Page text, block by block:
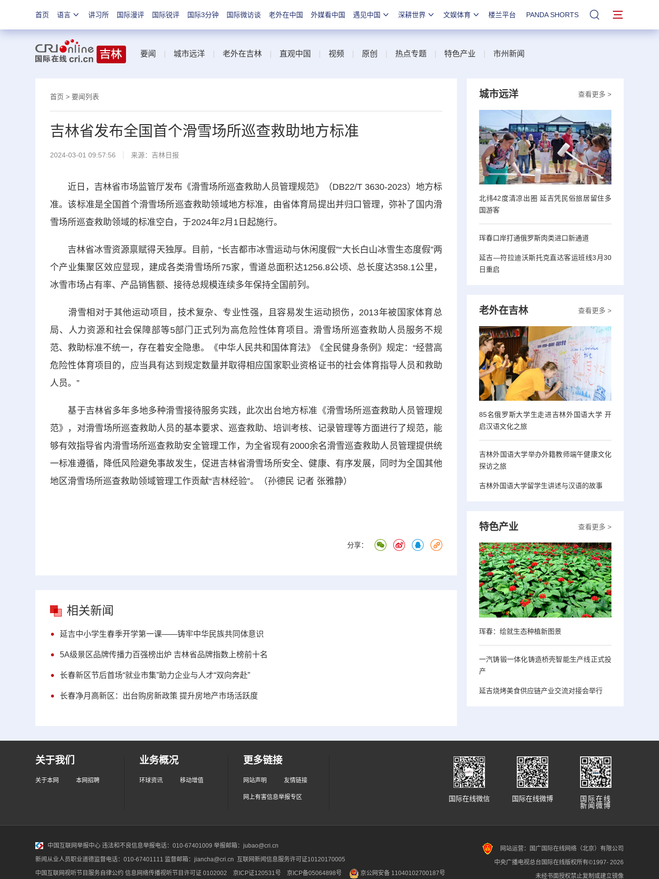
首页 语言 讲习所 国际漫评 国际锐评 国际3分钟 国际微访谈 老外在中国 外媒看中国 遇见中国 深耕世界 文娱体育 楼兰平台 PANDA SHORTS 站内搜索
要闻 城市远洋 老外在吉林 直观中国 视频 原创 热点专题 特色产业 市州新闻
首页 > 要闻列表
吉林省发布全国首个滑雪场所巡查救助地方标准
2024-03-01 09:57:56 来源： 吉林日报
近日，吉林省市场监管厅发布《滑雪场所巡查救助人员管理规范》（DB22/T 3630-2023）地方标
准。该标准是全国首个滑雪场所巡查救助领域地方标准，由省体育局提出并归口管理，弥补了国内滑
雪场所巡查救助领域的标准空白，于2024年2月1日起施行。
吉林省冰雪资源禀赋得天独厚。目前，“长吉都市冰雪运动与休闲度假”“大长白山冰雪生态度假”两
个产业集聚区效应显现，建成各类滑雪场所75家，雪道总面积达1256.8公顷、总长度达358.1公里，
冰雪市场占有率、产品销售额、接待总规模连续多年保持全国前列。
滑雪相对于其他运动项目，技术复杂、专业性强，且容易发生运动损伤，2013年被国家体育总
局、人力资源和社会保障部等5部门正式列为高危险性体育项目。滑雪场所巡查救助人员服务不规
范、救助标准不统一，存在着安全隐患。《中华人民共和国体育法》《全民健身条例》规定：“经营高
危险性体育项目的，应当具有达到规定数量并取得相应国家职业资格证书的社会体育指导人员和救助
人员。”
基于吉林省多年多地多种滑雪接待服务实践，此次出台地方标准《滑雪场所巡查救助人员管理规
范》，对滑雪场所巡查救助人员的基本要求、巡查救助、培训考核、记录管理等方面进行了规范，能
够有效指导省内滑雪场所巡查救助安全管理工作，为全省现有2000余名滑雪巡查救助人员管理提供统
一标准遵循，降低风险避免事故发生，促进吉林省滑雪场所安全、健康、有序发展，同时为全国其他
地区滑雪场所巡查救助领域管理工作贡献“吉林经验”。（孙德民 记者 张雅静）
分享：
相关新闻
延吉中小学生春季开学第一课——铸牢中华民族共同体意识
5A级景区品牌传播力百强榜出炉 吉林省品牌指数上榜前十名
长春新区节后首场“就业市集”助力企业与人才“双向奔赴”
长春净月高新区：出台购房新政策 提升房地产市场活跃度
查看更多 >
城市远洋
北纬42度清凉出圈 延吉凭民俗旅居留住多
国游客
珲春口岸打通俄罗斯肉类进口新通道
延吉—符拉迪沃斯托克直达客运班线3月30
日重启
查看更多 >
老外在吉林
85名俄罗斯大学生走进吉林外国语大学 开
启汉语文化之旅
吉林外国语大学举办外籍教师端午健康文化
探访之旅
吉林外国语大学留学生讲述与汉语的故事
查看更多 >
特色产业
珲春：绘就生态种植新图景
一汽铸锻一体化铸造桥壳智能生产线正式投
产
延吉烧烤美食供应链产业交流对接会举行
关于我们
关于本网 本网招聘
业务概况
环球资讯 移动增值
更多链接
网站声明 友情链接
网上有害信息举报专区
国际在线
新闻微博
国际在线微博
国际在线微信
中国互联网举报中心 违法和不良信息举报电话：010-67401009 举报邮箱：jubao@cri.cn
新闻从业人员职业道德监督电话：010-67401111 监督邮箱：jiancha@cri.cn 互联网新闻信息服务许可证10120170005
中国互联网视听节目服务自律公约 信息网络传播视听节目许可证 0102002 京ICP证120531号 京ICP备05064898号 京公网安备 11040102700187号
网站运营：国广国际在线网络（北京）有限公司
中央广播电视总台国际在线版权所有©1997- 2026
未经书面授权禁止复制或建立镜像